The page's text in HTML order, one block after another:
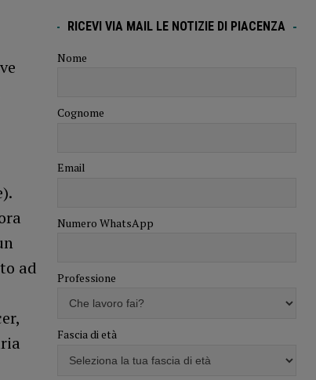
ad
RICEVI VIA MAIL LE NOTIZIE DI PIACENZA
Nome
Cognome
Email
Numero WhatsApp
Professione
Fascia di età